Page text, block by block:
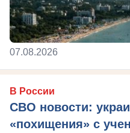
07.08.2026
В России
СВО новости:
«похищения» с